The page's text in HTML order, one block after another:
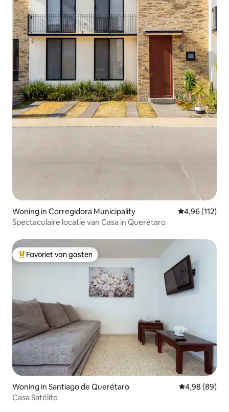
Woning in Corregidora Municipality Gemiddelde
4,96 (112)
Spectaculaire locatie van Casa in Querétaro
Topfavoriet van gasten
Favoriet van gasten
Woning in Santiago de Querétaro Gemiddelde
4,98 (89)
Casa Satélite